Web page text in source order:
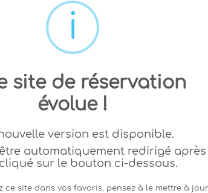
site de réservation
évolue !
version est disponible.
automatiquement redirigé après
sur le bouton ci-dessous.
ce site dans vos favoris, pensez à le mettre à